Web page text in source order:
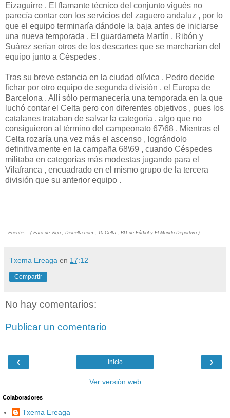
Eizaguirre . El flamante técnico del conjunto vigués no
parecía contar con los servicios del zaguero andaluz , por lo
que el equipo terminaría dándole la baja antes de iniciarse
una nueva temporada . El guardameta Martín , Ribón y
Suárez serían otros de los descartes que se marcharían del
equipo junto a Céspedes .
Tras su breve estancia en la ciudad olívica , Pedro decide
fichar por otro equipo de segunda división , el Europa de
Barcelona . Allí sólo permanecería una temporada en la que
luchó contar el Celta pero con diferentes objetivos , pues los
catalanes trataban de salvar la categoría , algo que no
consiguieron al término del campeonato 67\68 . Mientras el
Celta rozaría una vez más el ascenso , lográndolo
definitivamente en la campaña 68\69 , cuando Céspedes
militaba en categorías más modestas jugando para el
Vilafranca , encuadrado en el mismo grupo de la tercera
división que su anterior equipo .
- Fuentes : ( Faro de Vigo , Delcelta.com , 10-Celta , BD de Fútbol y El Mundo Deportivo )
Txema Ereaga en 17:12
Compartir
No hay comentarios:
Publicar un comentario
‹ ›
Inicio
Ver versión web
Colaboradores
Txema Ereaga